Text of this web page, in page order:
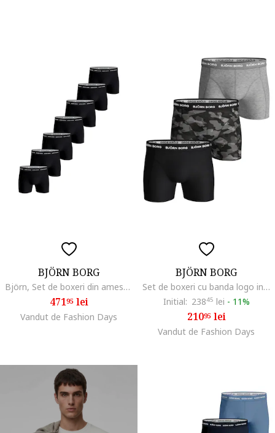
BJÖRN BORG
Björn, Set de boxeri din amestec de bumbac cu banda logo in talie - 7 perechi, Negru
47195lei
Vandut de Fashion Days
BJÖRN BORG
Set de boxeri cu banda logo in talie - 3 perechi, Negru/Gri
Initial: 23845 lei - 11%
21095lei
Vandut de Fashion Days